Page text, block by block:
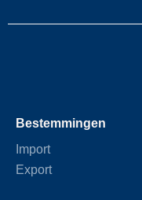
Bestemmingen
Import
Export